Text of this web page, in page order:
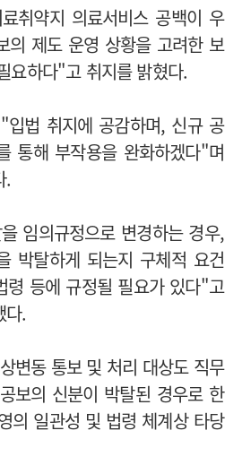
취약지 의료서비스 공백이 우
의 제도 운영 상황을 고려한 보
요하다"고 취지를 밝혔다.
법 취지에 공감하며, 신규 공
통해 부작용을 완화하겠다"며
.
임의규정으로 변경하는 경우,
박탈하게 되는지 구체적 요건
령 등에 규정될 필요가 있다"고
다.
변동 통보 및 처리 대상도 직무
보의 신분이 박탈된 경우로 한
의 일관성 및 법령 체계상 타당